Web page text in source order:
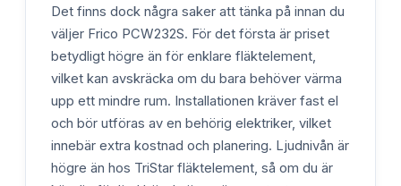
Det finns dock några saker att tänka på innan du
väljer Frico PCW232S. För det första är priset
betydligt högre än för enklare fläktelement,
vilket kan avskräcka om du bara behöver värma
upp ett mindre rum. Installationen kräver fast el
och bör utföras av en behörig elektriker, vilket
innebär extra kostnad och planering. Ljudnivån är
högre än hos TriStar fläktelement, så om du är